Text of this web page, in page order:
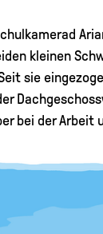
kleinen
sie
bei der